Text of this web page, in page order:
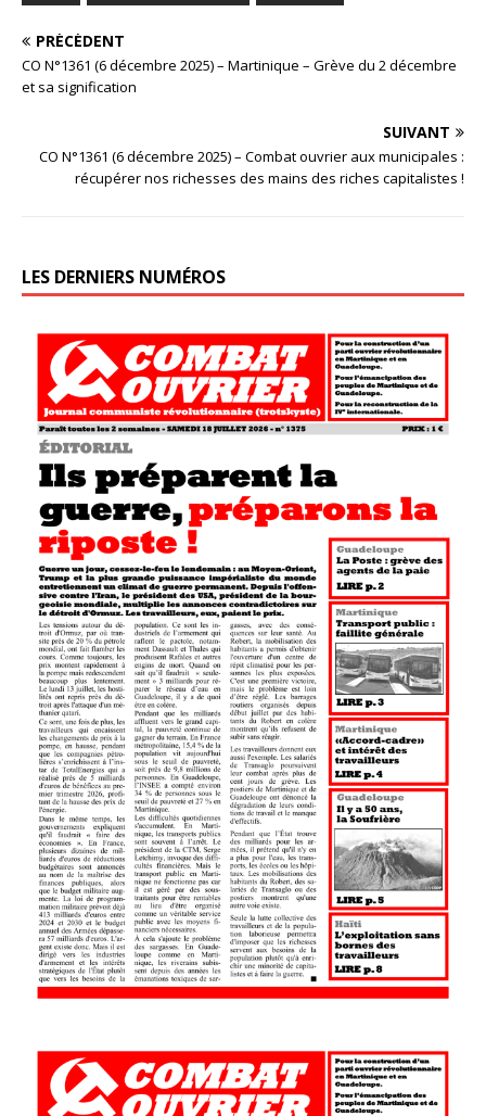
PRÉCÉDENT
CO N°1361 (6 décembre 2025) – Martinique – Grève du 2 décembre
et sa signification
SUIVANT
CO N°1361 (6 décembre 2025) – Combat ouvrier aux municipales :
récupérer nos richesses des mains des riches capitalistes !
LES DERNIERS NUMÉROS